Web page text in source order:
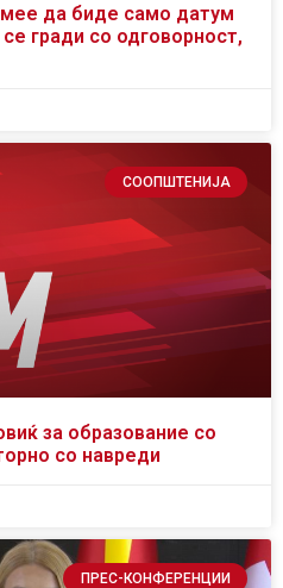
да биде само датум
гради со одговорност,
СООПШТЕНИЈА
за образование со
со навреди
ПРЕС-КОНФЕРЕНЦИИ